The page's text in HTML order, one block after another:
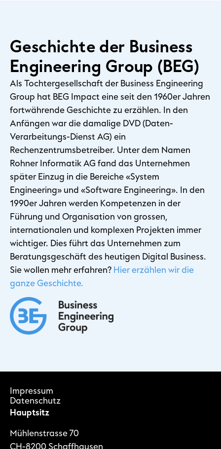
Geschichte der Business
Engineering Group (BEG)
Als Tochtergesellschaft der Business Engineering
Group hat BEG Impact eine seit den 1960er Jahren
fortwährende Geschichte zu erzählen. In den
Anfängen war die damalige DVD (Daten-
Verarbeitungs-Dienst AG) ein
Rechenzentrumsbetreiber. Unter dem Namen
Rohner Informatik AG fand das Unternehmen
später Einzug in die Bereiche «System
Engineering» und «Software Engineering». In den
1990er Jahren werden Kompetenzen in der
Führung und Organisation von grossen,
internationalen und komplexen Projekten immer
wichtiger. Dies führt das Unternehmen zum
Beratungsgeschäft des heutigen Digital Business.
Sie wollen mehr erfahren? Hier erzählen wir die
ganze Geschichte.
Impressum
Datenschutz
Hauptsitz
Mühlenstrasse 70